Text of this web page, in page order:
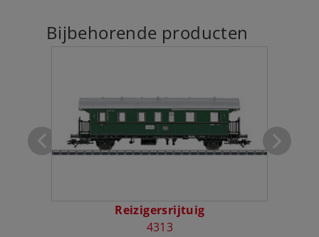
Bijbehorende producten
Reizigersrijtuig
4313